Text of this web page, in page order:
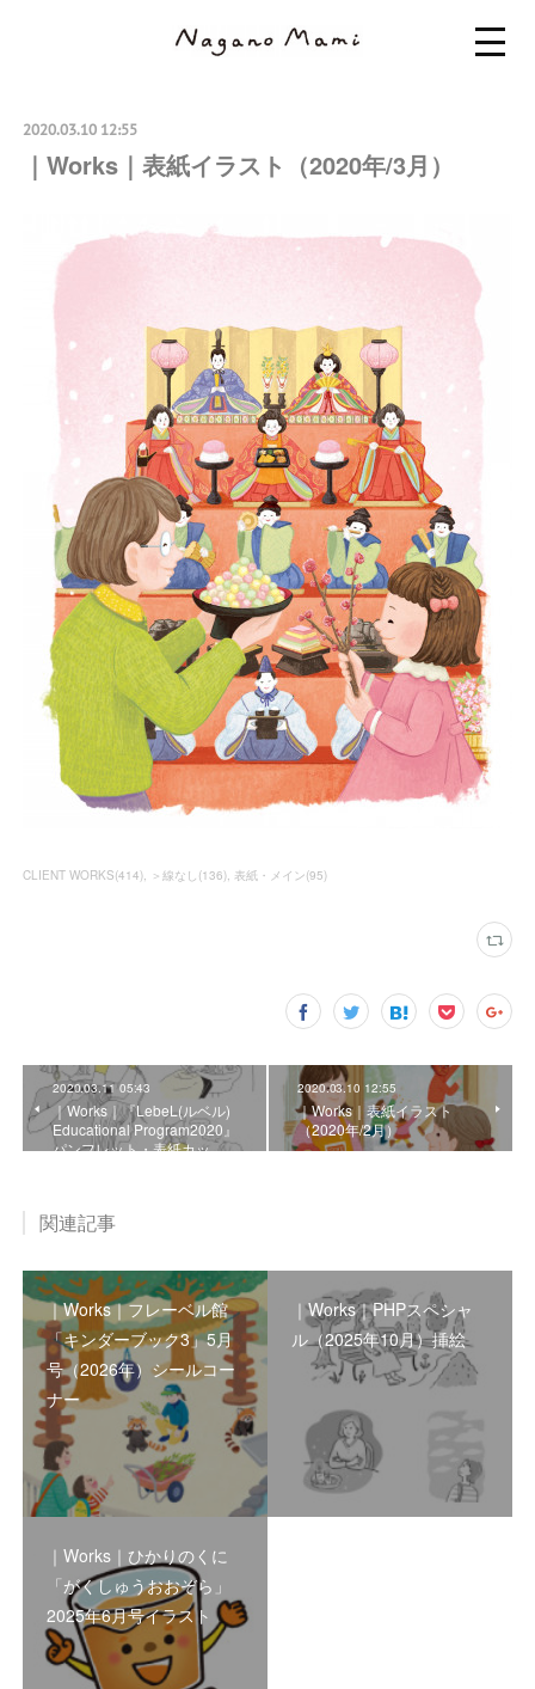
2020.03.10 12:55
｜Works｜表紙イラスト（2020年/3月）
CLIENT WORKS(414) ＞線なし (136) 表紙・メイン(95)
2020.03.11 05:43
｜Works｜『LebeL(ルベル)
Educational Program2020』
パンフレット・表紙カッ…
2020.03.10 12:55
｜Works｜表紙イラスト
（2020年/2月）
関連記事
｜Works｜フレーベル館
「キンダーブック3」5月
号（2026年）シールコー
ナー
｜Works｜PHPスペシャ
ル（2025年10月）挿絵
｜Works｜ひかりのくに
「がくしゅうおおぞら」
2025年6月号イラスト